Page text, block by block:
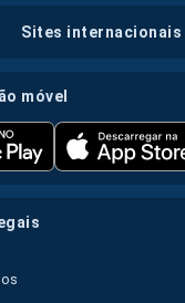
sites internacionais
móvel